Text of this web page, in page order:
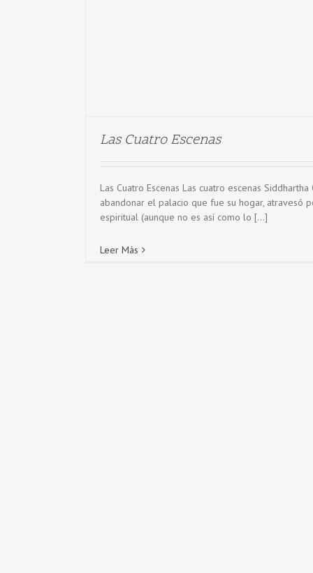
Las Cuatro Escenas
Las Cuatro Escenas Las cuatro escenas
abandonar el palacio que fue su hogar, atravesó
espiritual (aunque no es así como lo [...]
Leer Más